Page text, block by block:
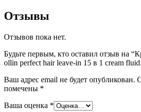
Отзывы
Отзывов пока нет.
Будьте первым, кто оставил отзыв на
ollin perfect hair leave-in 15 в 1 cream
Ваш адрес email не будет опубликован.
помечены *
Ваша оценка *